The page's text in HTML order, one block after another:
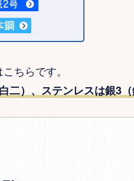
ちらです。
二）、ステンレスは銀3（